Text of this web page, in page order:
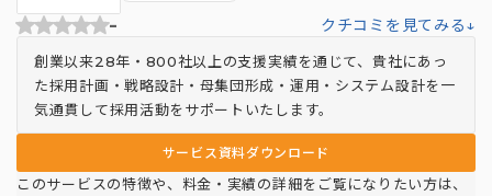
- クチコミを見てみる↓
創業以来28年・800社以上の支援実績を通じて、貴社にあっ
た採用計画・戦略設計・母集団形成・運用・システム設計を一
気通貫して採用活動をサポートいたします。
サービス資料ダウンロード
このサービスの特徴や、料金・実績の詳細をご覧になりたい方は、